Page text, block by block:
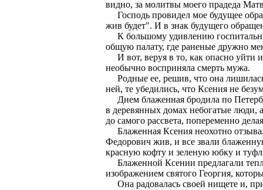
видно, за молитвы моего прадеда
Господь провидел мое будущее
жив будет". И в знак будущего
К большому удивлению
общую палату, где раненые дружно
И вот, веруя в то, как опасно уйти
необычно восприняла смерть мужа.
Родные ее, решив, что она
ней, те убедились, что Ксения не
Днем блаженная бродила по
в деревянных домах небогатые люди,
до самого рассвета, попеременно
Блаженная Ксения неохотно
Федорович жив, и все звали
красную кофту и зеленую юбку и
Блаженной Ксении предлагали
изображением святого Георгия,
Она радовалась своей нищете и,